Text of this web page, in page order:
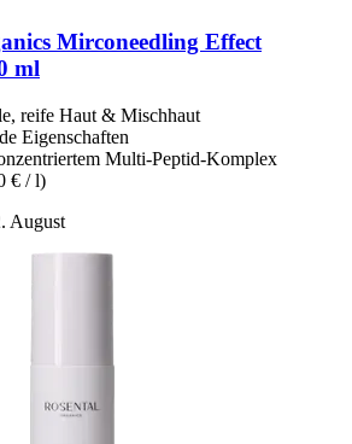
Mirconeedling Effect
ml
reife Haut & Mischhaut
Eigenschaften
Multi-Peptid-Komplex
€ / l)
August